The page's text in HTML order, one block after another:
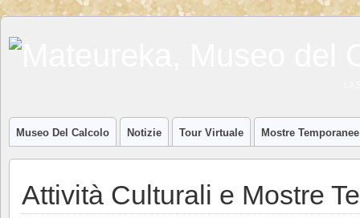
Museo Del Calcolo Notizie Tour Virtuale Mostre Temporanee
Attività Culturali e Mostre